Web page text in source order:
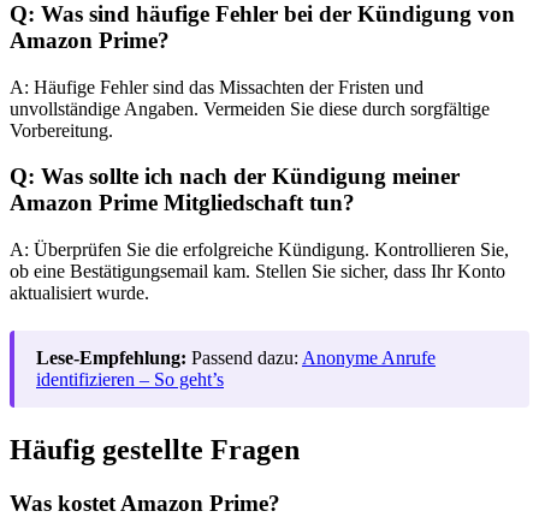
Q: Was sind häufige Fehler bei der Kündigung von
Amazon Prime?
A: Häufige Fehler sind das Missachten der Fristen und
unvollständige Angaben. Vermeiden Sie diese durch sorgfältige
Vorbereitung.
Q: Was sollte ich nach der Kündigung meiner
Amazon Prime Mitgliedschaft tun?
A: Überprüfen Sie die erfolgreiche Kündigung. Kontrollieren Sie,
ob eine Bestätigungsemail kam. Stellen Sie sicher, dass Ihr Konto
aktualisiert wurde.
Lese-Empfehlung: Passend dazu: Anonyme Anrufe
identifizieren – So geht’s
Häufig gestellte Fragen
Was kostet Amazon Prime?